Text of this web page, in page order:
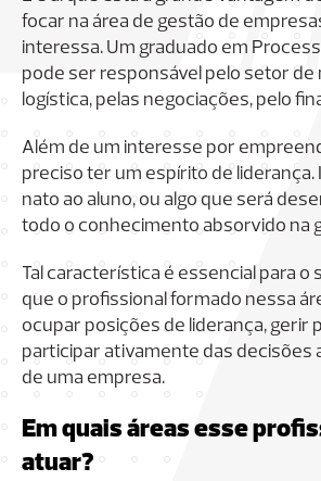
focar na área de gestão de
interessa. Um graduado em
pode ser responsável pelo setor de
logística, pelas negociações, pelo
Além de um interesse por
preciso ter um espírito de liderança.
nato ao aluno, ou algo que será
todo o conhecimento absorvido na
Tal característica é essencial para o
que o profissional formado nessa
ocupar posições de liderança, gerir
participar ativamente das decisões
de uma empresa.
Em quais áreas esse
atuar?